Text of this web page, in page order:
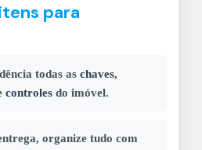
para
todas as chaves,
controles do imóvel.
organize tudo com